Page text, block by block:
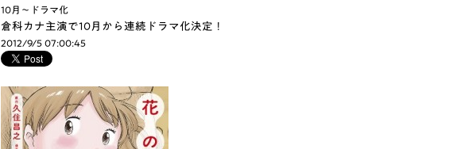
10月～ドラマ化
倉科カナ主演で10月から連続ドラマ化決定！
2012/9/5 07:00:45